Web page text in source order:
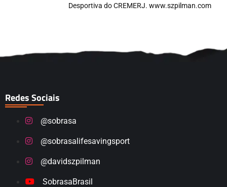
Desportiva do CREMERJ. www.szpilman.com
Redes Sociais
@sobrasa
@sobrasalifesavingsport
@davidszpilman
SobrasaBrasil